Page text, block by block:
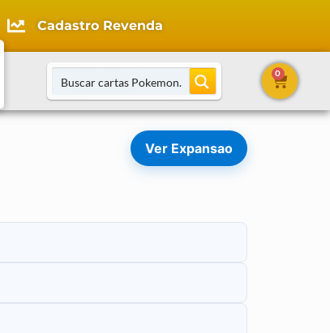
Cadastro Revenda
0
Ver Expansao